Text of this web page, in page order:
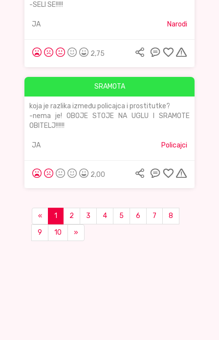
-SELI SE!!!!!
JA Narodi
2,75
SRAMOTA
koja je razlika između policajca i prostitutke?
-nema je! OBOJE STOJE NA UGLU I SRAMOTE
OBITELJ!!!!!!
JA Policajci
2,00
« 1 2 3 4 5 6 7
8
9
10 »